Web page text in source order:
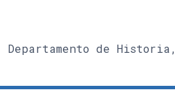
de Historia,